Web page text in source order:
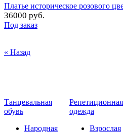
Платье историческое розового
36000 руб.
Под заказ
« Назад
Танцевальная
обувь
Народная
Репетиционная
одежда
Взрослая